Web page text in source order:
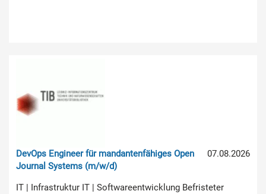
07.08.2026
DevOps Engineer für mandantenfähiges Open
Journal Systems (m/w/d)
IT | Infrastruktur IT | Softwareentwicklung Befristeter